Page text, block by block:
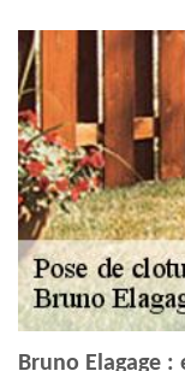
Bruno Elagage